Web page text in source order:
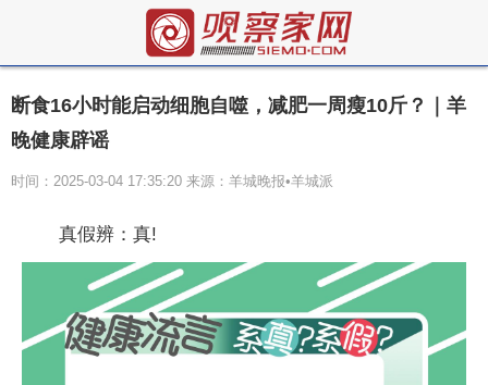
断食16小时能启动细胞自噬，减肥一周瘦10斤？｜羊
晚健康辟谣
时间：2025-03-04 17:35:20 来源：羊城晚报•羊城派
真假辨：真!